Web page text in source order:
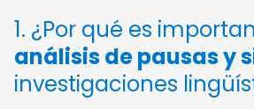
1. ¿Por qué es
análisis de pausas y
investigaciones